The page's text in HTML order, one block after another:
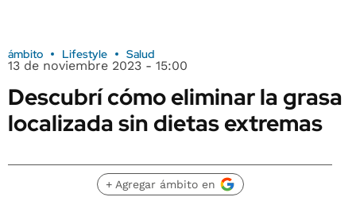
ámbito Lifestyle Salud
13 de noviembre 2023 - 15:00
Descubrí cómo eliminar la grasa
localizada sin dietas extremas
+ Agregar ámbito en